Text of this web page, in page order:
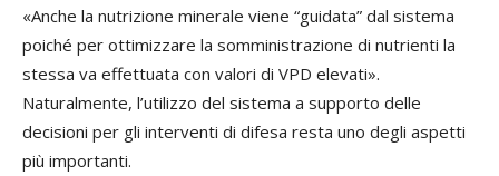
«Anche la nutrizione minerale viene “guidata” dal sistema
poiché per ottimizzare la somministrazione di nutrienti la
stessa va effettuata con valori di VPD elevati».
Naturalmente, l’utilizzo del sistema a supporto delle
decisioni per gli interventi di difesa resta uno degli aspetti
più importanti.